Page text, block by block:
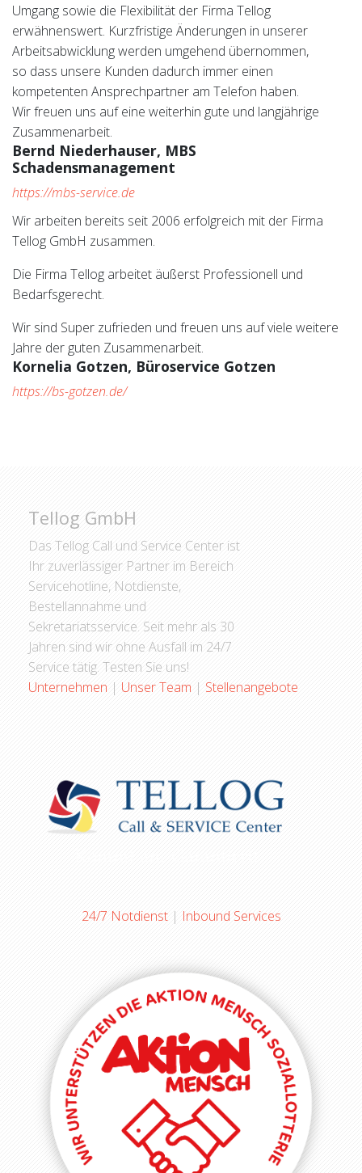
Umgang sowie die Flexibilität der Firma Tellog
erwähnenswert. Kurzfristige Änderungen in unserer
Arbeitsabwicklung werden umgehend übernommen,
so dass unsere Kunden dadurch immer einen
kompetenten Ansprechpartner am Telefon haben.
Wir freuen uns auf eine weiterhin gute und langjährige
Zusammenarbeit.
Bernd Niederhauser, MBS
Schadensmanagement
https://mbs-service.de
Wir arbeiten bereits seit 2006 erfolgreich mit der Firma
Tellog GmbH zusammen.
Die Firma Tellog arbeitet äußerst Professionell und
Bedarfsgerecht.
Wir sind Super zufrieden und freuen uns auf viele weitere
Jahre der guten Zusammenarbeit.
Kornelia Gotzen, Büroservice Gotzen
https://bs-gotzen.de/
Tellog GmbH
Das Tellog Call und Service Center ist
Ihr zuverlässiger Partner im Bereich
Servicehotline, Notdienste,
Bestellannahme und
Sekretariatsservice. Seit mehr als 30
Jahren sind wir ohne Ausfall im 24/7
Service tätig. Testen Sie uns!
Unternehmen | Unser Team | Stellenangebote
24/7 Notdienst| Inbound Services